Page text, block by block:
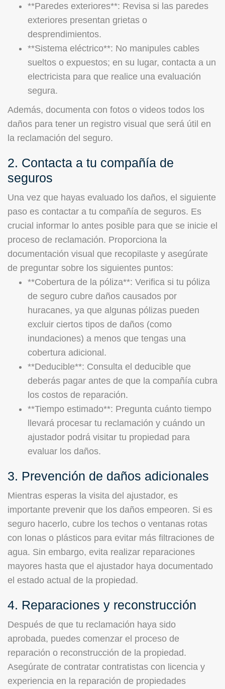
**Paredes exteriores**: Revisa si las paredes
exteriores presentan grietas o
desprendimientos.
**Sistema eléctrico**: No manipules cables
sueltos o expuestos; en su lugar, contacta a un
electricista para que realice una evaluación
segura.
Además, documenta con fotos o videos todos los
daños para tener un registro visual que será útil en
la reclamación del seguro.
2. Contacta a tu compañía de
seguros
Una vez que hayas evaluado los daños, el siguiente
paso es contactar a tu compañía de seguros. Es
crucial informar lo antes posible para que se inicie el
proceso de reclamación. Proporciona la
documentación visual que recopilaste y asegúrate
de preguntar sobre los siguientes puntos:
**Cobertura de la póliza**: Verifica si tu póliza
de seguro cubre daños causados por
huracanes, ya que algunas pólizas pueden
excluir ciertos tipos de daños (como
inundaciones) a menos que tengas una
cobertura adicional.
**Deducible**: Consulta el deducible que
deberás pagar antes de que la compañía cubra
los costos de reparación.
**Tiempo estimado**: Pregunta cuánto tiempo
llevará procesar tu reclamación y cuándo un
ajustador podrá visitar tu propiedad para
evaluar los daños.
3. Prevención de daños adicionales
Mientras esperas la visita del ajustador, es
importante prevenir que los daños empeoren. Si es
seguro hacerlo, cubre los techos o ventanas rotas
con lonas o plásticos para evitar más filtraciones de
agua. Sin embargo, evita realizar reparaciones
mayores hasta que el ajustador haya documentado
el estado actual de la propiedad.
4. Reparaciones y reconstrucción
Después de que tu reclamación haya sido
aprobada, puedes comenzar el proceso de
reparación o reconstrucción de la propiedad.
Asegúrate de contratar contratistas con licencia y
experiencia en la reparación de propiedades